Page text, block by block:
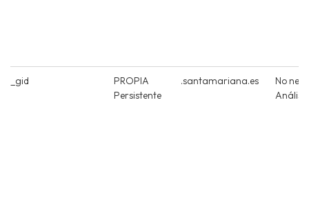
_gid
PROPIA
Persistente
.santamariana.es
No